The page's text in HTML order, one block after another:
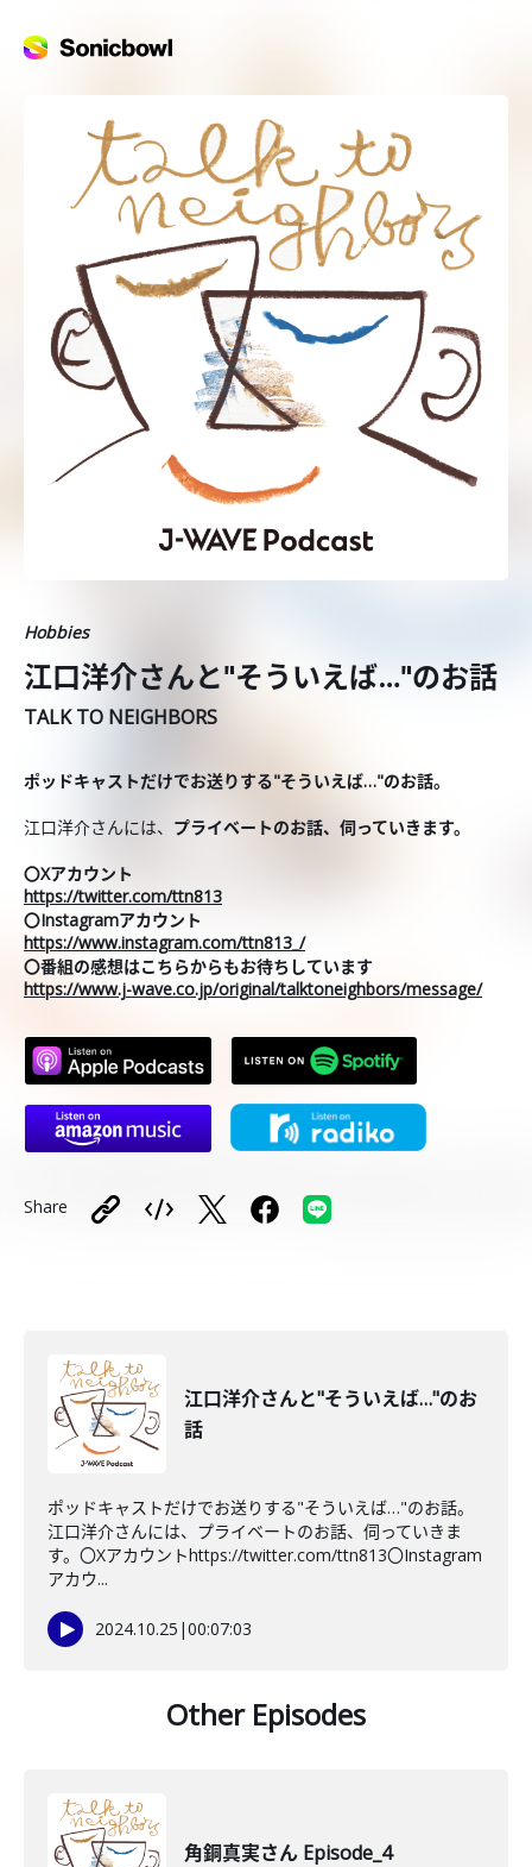
Hobbies
江口洋介さんと"そういえば…"のお話
TALK TO NEIGHBORS
ポッドキャストだけでお送りする"そういえば…"のお話。
江口洋介さんには、 プライベートのお話、伺っていきます。
〇Xアカウント
https://twitter.com/ttn813
〇Instagramアカウント
https://www.instagram.com/ttn813_/
〇番組の感想はこちらからもお待ちしています
https://www.j-wave.co.jp/original/talktoneighbors/message/
Share
江口洋介さんと"そういえば…"のお
話
ポッドキャストだけでお送りする"そういえば…"のお話。
江口洋介さんには、プライベートのお話、伺っていきま
す。〇Xアカウントhttps://twitter.com/ttn813〇Instagram
アカウ...
2024.10.25 |00:07:03
Other Episodes
角銅真実さん Episode_4